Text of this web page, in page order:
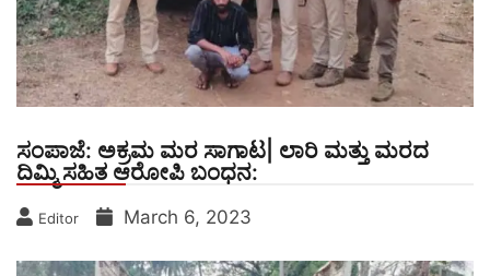
ಸಂಪಾಜೆ: ಅಕ್ರಮ ಮರ ಸಾಗಾಟ| ಲಾರಿ ಮತ್ತು ಮರದ
ದಿಮ್ಮಿ ಸಹಿತ ಆರೋಪಿ ಬಂಧನ:
Editor March 6, 2023